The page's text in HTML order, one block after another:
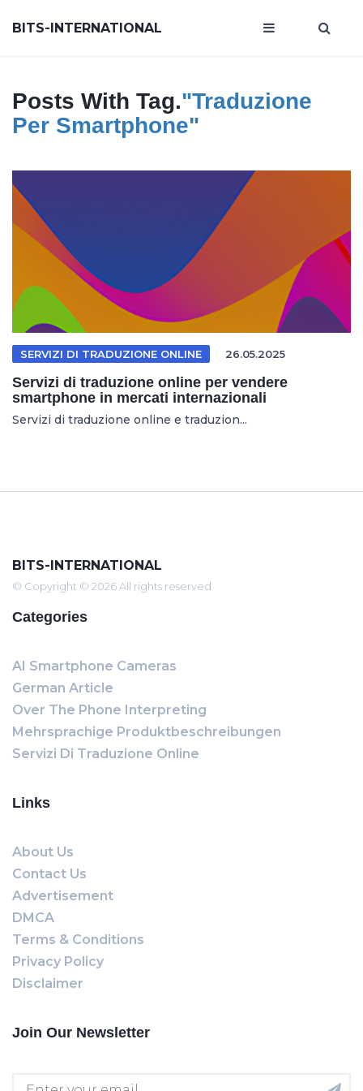
BITS-INTERNATIONAL
Posts With Tag."traduzione
Per Smartphone"
SERVIZI DI TRADUZIONE ONLINE 26.05.2025
Servizi di traduzione online per vendere
smartphone in mercati internazionali
Servizi di traduzione online e traduzion...
BITS-INTERNATIONAL
© Copyright © 2026 All rights reserved
Categories
AI Smartphone Cameras
German Article
Over The Phone Interpreting
Mehrsprachige Produktbeschreibungen
Servizi Di Traduzione Online
Links
About Us
Contact Us
Advertisement
DMCA
Terms & Conditions
Privacy Policy
Disclaimer
Join Our Newsletter